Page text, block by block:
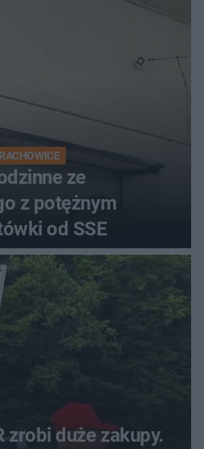
ze
z potężnym
od SSE
zrobi duże zakupy.